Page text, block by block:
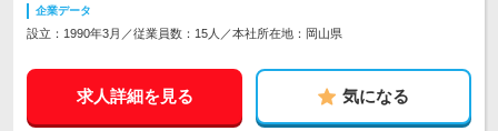
企業データ
設立：1990年3月／従業員数：15人／本社所在地：岡山県
求人詳細を見る 気になる